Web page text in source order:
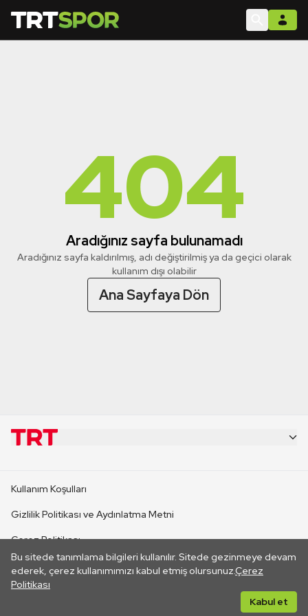
404
Aradığınız sayfa bulunamadı
Aradığınız sayfa kaldırılmış, adı değiştirilmiş ya da geçici olarak
kullanım dışı olabilir
Ana Sayfaya Dön
Bu sitede tanımlama bilgileri kullanılır. Sitede gezinmeye devam
ederek, çerez kullanımımızı kabul etmiş olursunuz.Çerez
Politikası
Kabul et
CANLI YAYINLAR
Kullanım Koşulları
Gizlilik Politikası ve Aydınlatma Metni
Çerez Politikası
İletişim
Her hakkı saklıdır. ©2026 TRT. Bağlantı yoluyla gidilen dış